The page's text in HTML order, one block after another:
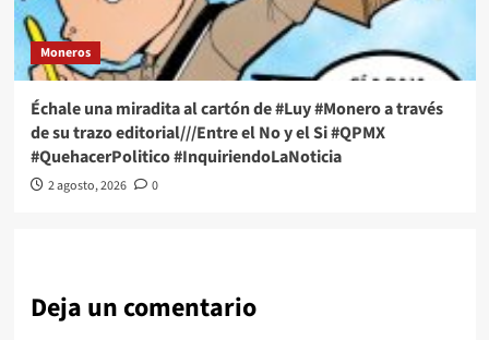
Moneros
Échale una miradita al cartón de #Luy #Monero a través
de su trazo editorial///Entre el No y el Si #QPMX
#QuehacerPolitico #InquiriendoLaNoticia
2 agosto, 2026 0
Deja un comentario